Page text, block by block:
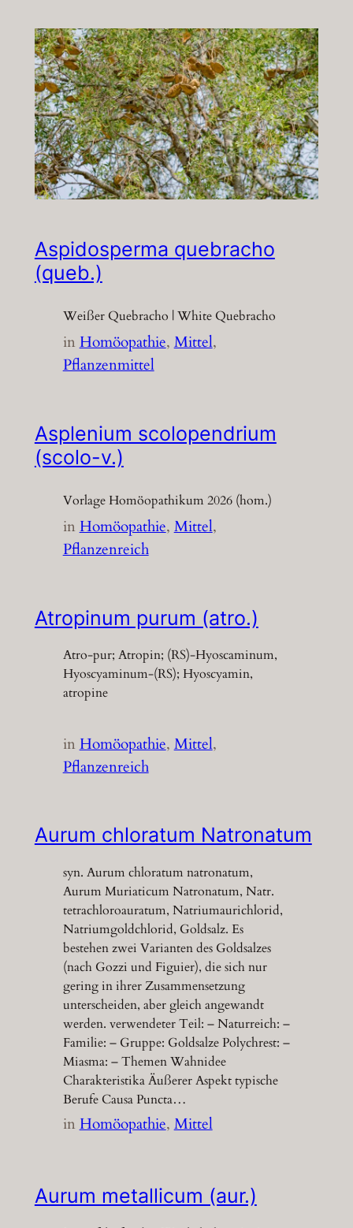
Aspidosperma quebracho
(queb.)
Weißer Quebracho | White Quebracho
inHomöopathie, Mittel
Pflanzenmittel
Asplenium scolopendrium
(scolo-v.)
Vorlage Homöopathikum 2026 (hom.)
inHomöopathie, Mittel
Pflanzenreich
Atropinum purum (atro.)
Atro-pur; Atropin; (RS)-Hyoscaminum,
Hyoscyaminum-(RS); Hyoscyamin,
atropine
inHomöopathie, Mittel
Pflanzenreich
Aurum chloratum Natronatum
syn. Aurum chloratum natronatum,
Aurum Muriaticum Natronatum, Natr.
tetrachloroauratum, Natriumaurichlorid,
Natriumgoldchlorid, Goldsalz. Es
bestehen zwei Varianten des Goldsalzes
(nach Gozzi und Figuier), die sich nur
gering in ihrer Zusammensetzung
unterscheiden, aber gleich angewandt
werden. verwendeter Teil: – Naturreich: –
Familie: – Gruppe: Goldsalze Polychrest: –
Miasma: – Themen Wahnidee
Charakteristika Äußerer Aspekt typische
Berufe Causa Puncta…
inHomöopathie, Mittel
Aurum metallicum (aur.)